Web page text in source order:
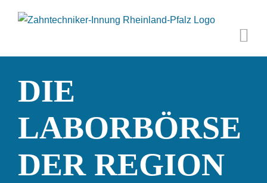
Inhalt
DIE
LABORBÖRSE
DER REGION